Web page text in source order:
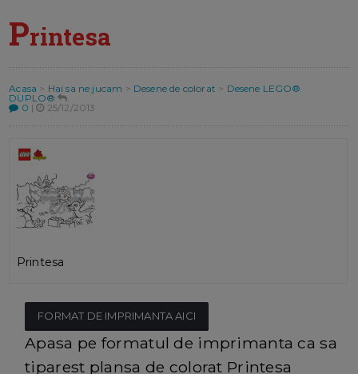
Printesa
Acasa > Hai sa ne jucam > Desene de colorat > Desene LEGO®
DUPLO®
0 | 25/12/2013
Printesa
FORMAT DE IMPRIMANTA AICI
Apasa pe formatul de imprimanta ca sa
tiparest plansa de colorat Printesa